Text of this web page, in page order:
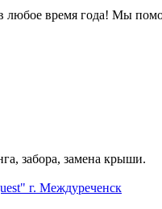
любое время года! Мы
забора, замена крыши.
г. Междуреченск